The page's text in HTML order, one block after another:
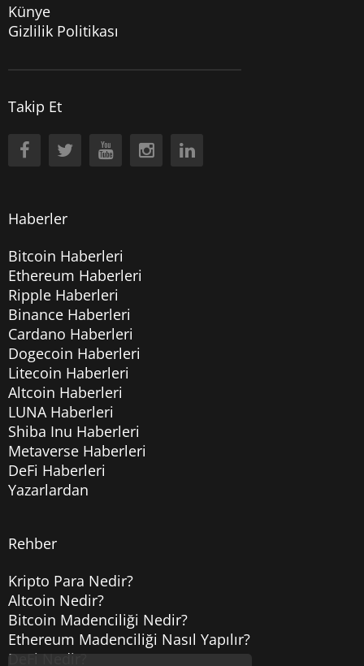
Künye
Gizlilik Politikası
Takip Et
Haberler
Bitcoin Haberleri
Ethereum Haberleri
Ripple Haberleri
Binance Haberleri
Cardano Haberleri
Dogecoin Haberleri
Litecoin Haberleri
Altcoin Haberleri
LUNA Haberleri
Shiba Inu Haberleri
Metaverse Haberleri
DeFi Haberleri
Yazarlardan
Rehber
Kripto Para Nedir?
Altcoin Nedir?
Bitcoin Madenciliği Nedir?
Ethereum Madenciliği Nasıl Yapılır?
DeFi Nedir?